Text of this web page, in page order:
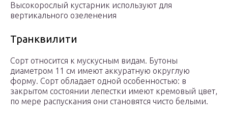
Высокорослый кустарник используют для
вертикального озеленения
Транквилити
Сорт относится к мускусным видам. Бутоны
диаметром 11 см имеют аккуратную округлую
форму. Сорт обладает одной особенностью: в
закрытом состоянии лепестки имеют кремовый цвет,
по мере распускания они становятся чисто белыми.